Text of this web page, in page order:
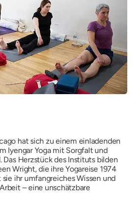
hat sich zu einem einladenden
Iyengar Yoga mit Sorgfalt und
Das Herzstück des Instituts bilden
Wright, die ihre Yogareise 1974
ihr umfangreiches Wissen und
– eine unschätzbare